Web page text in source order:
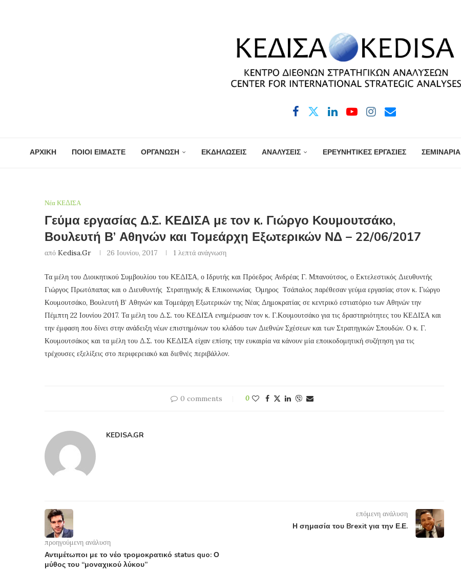
ΑΡΧΙΚΗ ΠΟΙΟΙ ΕΙΜΑΣΤΕ ΟΡΓΑΝΩΣΗ ΕΚΔΗΛΩΣΕΙΣ ΑΝΑΛΥΣΕΙΣ ΕΡΕΥΝΗΤΙΚΕΣ ΕΡΓΑΣΙΕΣ ΣΕΜΙΝΑΡΙΑ
Νέα ΚΕΔΙΣΑ
Γεύμα εργασίας Δ.Σ. ΚΕΔΙΣΑ με τον κ. Γιώργο Κουμουτσάκο,
Βουλευτή Β’ Αθηνών και Τομεάρχη Εξωτερικών ΝΔ – 22/06/2017
από Kedisa.gr 26 Ιουνίου, 2017 1 λεπτά ανάγνωση
Τα μέλη του Διοικητικού Συμβουλίου του ΚΕΔΙΣΑ, ο Ιδρυτής και Πρόεδρος Ανδρέας Γ. Μπανούτσος, ο Εκτελεστικός Διευθυντής
Γιώργος Πρωτόπαπας και ο Διευθυντής Στρατηγικής & Επικοινωνίας Όμηρος Τσάπαλος παρέθεσαν γεύμα εργασίας στον κ. Γιώργο
Κουμουτσάκο, Βουλευτή Β’ Αθηνών και Τομεάρχη Εξωτερικών της Νέας Δημοκρατίας σε κεντρικό εστιατόριο των Αθηνών την
Πέμπτη 22 Ιουνίου 2017. Τα μέλη του Δ.Σ. του ΚΕΔΙΣΑ ενημέρωσαν τον κ. Γ.Κουμουτσάκο για τις δραστηριότητες του ΚΕΔΙΣΑ και
την έμφαση που δίνει στην ανάδειξη νέων επιστημόνων του κλάδου των Διεθνών Σχέσεων και των Στρατηγικών Σπουδών. Ο κ. Γ.
Κουμουτσάκος και τα μέλη του Δ.Σ. του ΚΕΔΙΣΑ είχαν επίσης την ευκαιρία να κάνουν μία εποικοδομητική συζήτηση για τις
τρέχουσες εξελίξεις στο περιφερειακό και διεθνές περιβάλλον.
0 comments 0
KEDISA.GR
προηγούμενη ανάλυση
Αντιμέτωποι με το νέο τρομοκρατικό status quo: Ο
μύθος του “μοναχικού λύκου”
επόμενη ανάλυση
Η σημασία του Brexit για την Ε.Ε.